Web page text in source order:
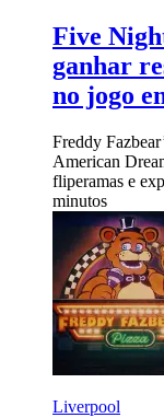
Five
ganhar
no jogo
Freddy
American
fliperamas e
minutos
Liverpool